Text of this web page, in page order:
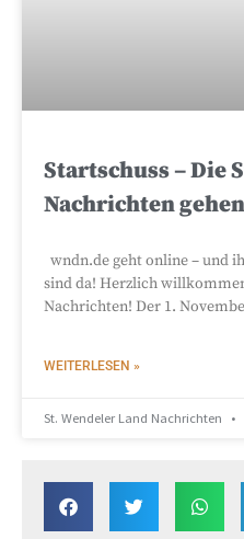
Startschuss – Die
Nachrichten
wndn.de geht online – und
sind da! Herzlich
Nachrichten! Der 1.
WEITERLESEN »
St. Wendeler Land Nachrichten